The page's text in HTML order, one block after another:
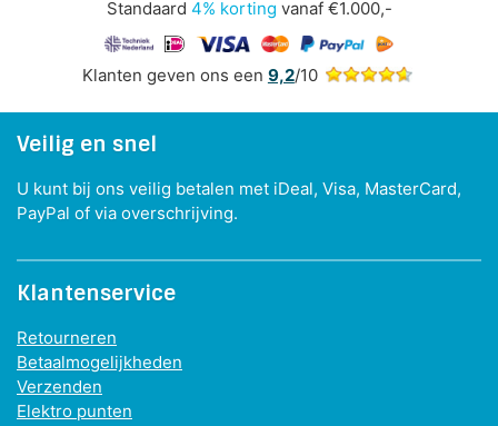
Standaard 4% korting vanaf €1.000,-
Klanten geven ons een 9,2/10
Veilig en snel
U kunt bij ons veilig betalen met iDeal, Visa, MasterCard,
PayPal of via overschrijving.
Klantenservice
Retourneren
Betaalmogelijkheden
Verzenden
Elektro punten